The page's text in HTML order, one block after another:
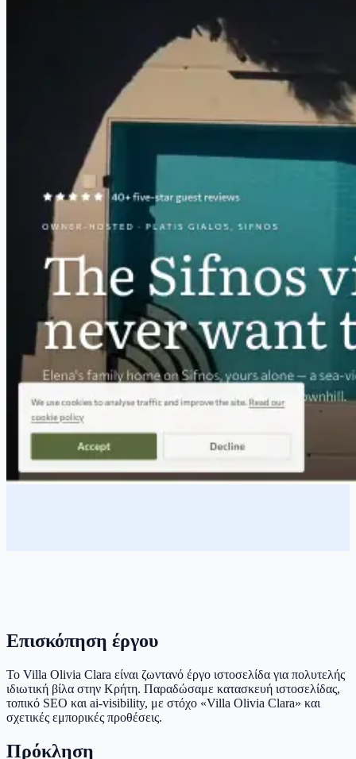
Επισκόπηση έργου
Το Villa Olivia Clara είναι ζωντανό έργο ιστοσελίδα για πολυτελής
ιδιωτική βίλα στην Κρήτη. Παραδώσαμε κατασκευή ιστοσελίδας,
τοπικό SEO και ai-visibility, με στόχο «Villa Olivia Clara» και
σχετικές εμπορικές προθέσεις.
Πρόκληση